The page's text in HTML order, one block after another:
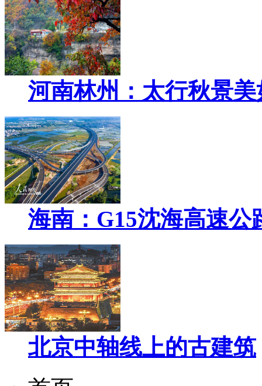
河南林州：太行秋景美
海南：G15沈海高速公
北京中轴线上的古建筑